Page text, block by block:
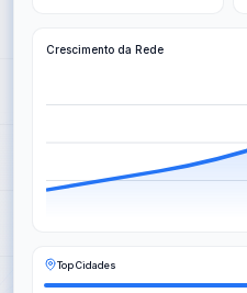
Crescimento da Rede
Top Cidades